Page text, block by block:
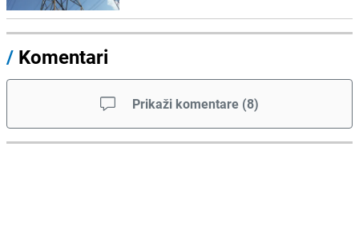
/ Komentari
Prikaži komentare (8)